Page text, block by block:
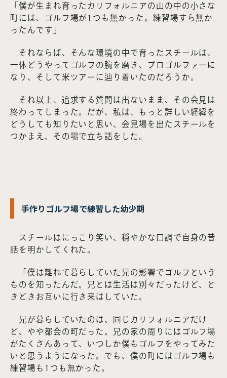
「僕が生まれ育ったカリフォルニアの山の中の小さな
町には、ゴルフ場が1つも無かった。練習場すら無か
ったんです」
それならば、そんな環境の中で育ったスチールは、
一体どうやってゴルフの腕を磨き、プロゴルファーに
なり、そして米ツアーに辿り着いたのだろうか。
それ以上、追求する質問は出ないまま、その会見は
終わってしまった。だが、私は、もっと詳しい経緯を
どうしても知りたいと思い、会見場を出たスチールを
つかまえ、その場で立ち話をした。
手作りゴルフ場で練習した幼少期
スチールはにっこり笑い、穏やかな口調で自身の昔
話を明かしてくれた。
「僕は離れて暮らしていた兄の影響でゴルフという
ものを知ったんだ。兄とは生活は別々だったけど、と
きどきお互いに行き来はしていた。
兄が暮らしていたのは、同じカリフォルニアだけ
ど、やや都会の町だった。兄の家の周りにはゴルフ場
がたくさんあって、いつしか僕もゴルフをやってみた
いと思うようになった。でも、僕の町にはゴルフ場も
練習場も1つも無かった。